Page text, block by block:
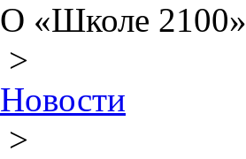
О «Школе 2100»
>
Новости
>